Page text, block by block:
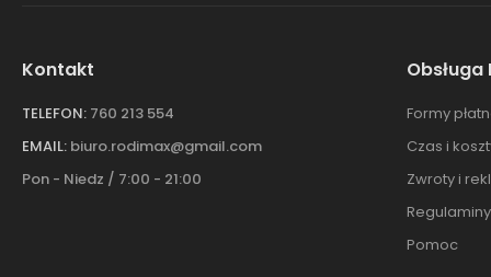
Kontakt
TELEFON: 760 213 554
EMAIL: biuro.rodimax@gmail.com
Pon - Niedz / 7:00 - 21:00
Formy
Czas i
Zwroty i
Regulaminy
Pomoc